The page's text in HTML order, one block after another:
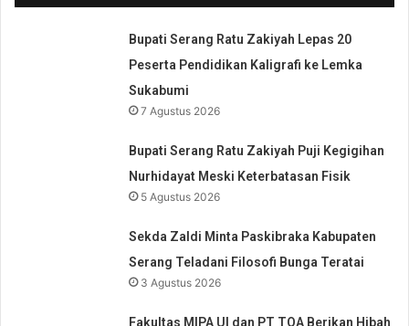
Bupati Serang Ratu Zakiyah Lepas 20
Peserta Pendidikan Kaligrafi ke Lemka
Sukabumi
7 Agustus 2026
Bupati Serang Ratu Zakiyah Puji Kegigihan
Nurhidayat Meski Keterbatasan Fisik
5 Agustus 2026
Sekda Zaldi Minta Paskibraka Kabupaten
Serang Teladani Filosofi Bunga Teratai
3 Agustus 2026
Fakultas MIPA UI dan PT TOA Berikan Hibah